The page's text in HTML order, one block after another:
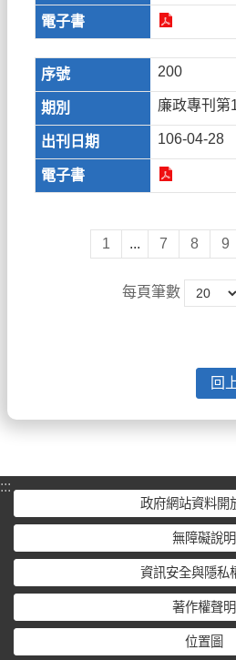
200
廉政專刊第
106-04-28
1 ... 7 8 9
每頁筆數
回
:::
政府網站資料開
無障礙說明
資訊安全與隱私
著作權聲明
位置圖